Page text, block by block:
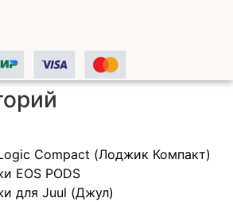
Compact (Лоджик Компакт)
EOS PODS
для Juul (Джул)